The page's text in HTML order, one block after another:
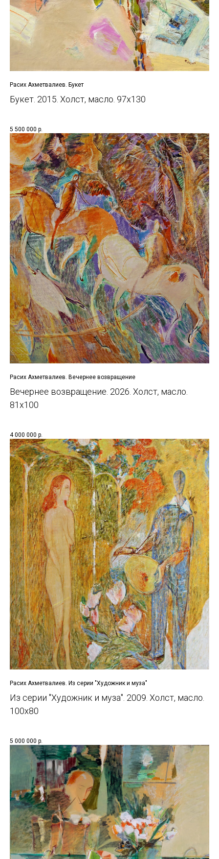
Расих Ахметвалиев. Букет
Букет. 2015. Холст, масло. 97х130
5 500 000 р.
Расих Ахметвалиев. Вечернее возвращение
Вечернее возвращение. 2026. Холст, масло.
81х100
4 000 000 р.
Расих Ахметвалиев. Из серии "Художник и муза"
Из серии "Художник и муза". 2009. Холст, масло.
100х80
5 000 000 р.